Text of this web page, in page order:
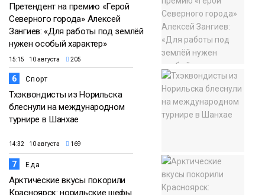
Претендент на премию «Герой
Северного города» Алексей
Зангиев: «Для работы под землёй
нужен особый характер»
15:15 10 августа 205
6 Спорт
Тхэквондисты из Норильска
блеснули на международном
турнире в Шанхае
14:32 10 августа 169
7 Еда
Арктические вкусы покорили
Красноярск: норильские шефы